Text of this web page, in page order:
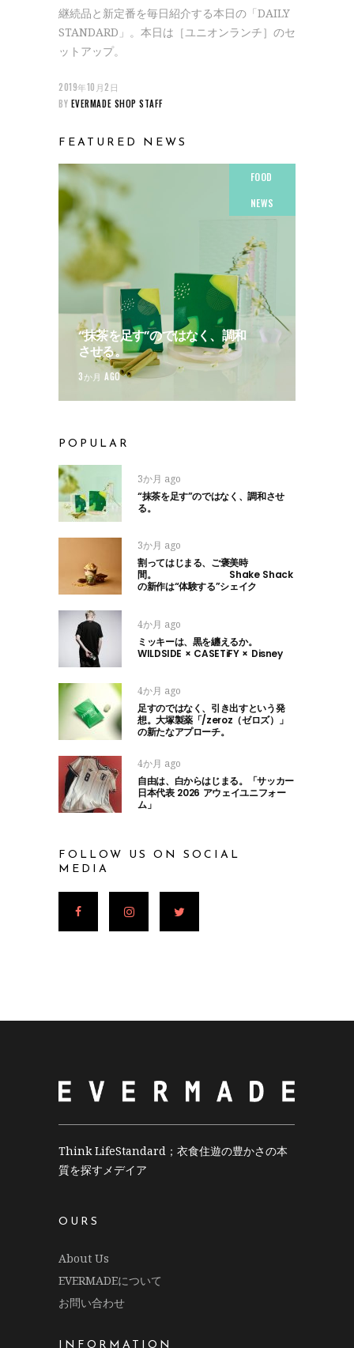
継続品と新定番を毎日紹介する本日の「DAILY
STANDARD」。本日は［ユニオンランチ］のセ
ットアップ。
2019年10月2日
BY EVERMADE SHOP STAFF
FEATURED NEWS
FOOD
NEWS
“抹茶を足す”のではなく、調和
させる。
3か月 AGO
POPULAR
3か月 ago
“抹茶を足す”のではなく、調和させ
る。
3か月 ago
割ってはじまる、ご褒美時
間。 Shake Shack
の新作は“体験する”シェイク
4か月 ago
ミッキーは、黒を纏えるか。
WILDSIDE × CASETiFY × Disney
4か月 ago
足すのではなく、引き出すという発
想。大塚製薬「/zeroz（ゼロズ）」
の新たなアプローチ。
4か月 ago
自由は、白からはじまる。「サッカー
日本代表 2026 アウェイユニフォー
ム」
FOLLOW US ON SOCIAL
MEDIA
Think LifeStandard；衣食住遊の豊かさの本
質を探すメデイア
OURS
About Us
EVERMADEについて
お問い合わせ
INFORMATION